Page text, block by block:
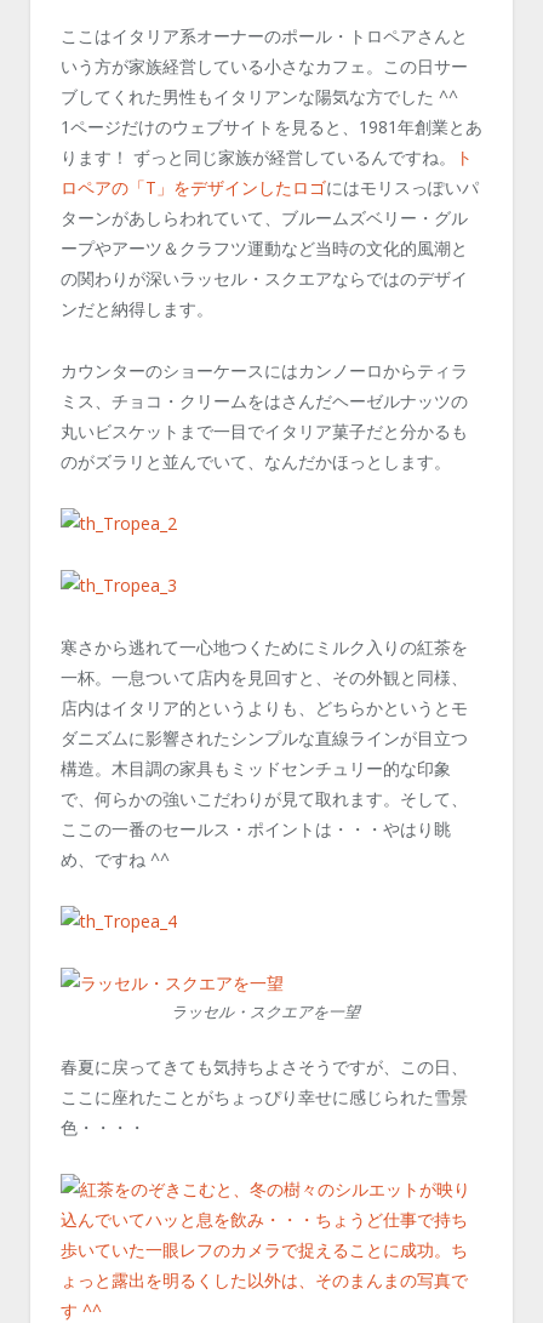
ここはイタリア系オーナーのポール・トロペアさんと
いう方が家族経営している小さなカフェ。この日サー
ブしてくれた男性もイタリアンな陽気な方でした ^^
1ページだけのウェブサイトを見ると、1981年創業とあ
ります！ ずっと同じ家族が経営しているんですね。
ト
ロペアの「T」をデザインしたロゴにはモリスっぽいパ
ターンがあしらわれていて、ブルームズベリー・グル
ープやアーツ＆クラフツ運動など当時の文化的風潮と
の関わりが深いラッセル・スクエアならではのデザイ
ンだと納得します。
カウンターのショーケースにはカンノーロからティラ
ミス、チョコ・クリームをはさんだヘーゼルナッツの
丸いビスケットまで一目でイタリア菓子だと分かるも
のがズラリと並んでいて、なんだかほっとします。
寒さから逃れて一心地つくためにミルク入りの紅茶を
一杯。一息ついて店内を見回すと、その外観と同様、
店内はイタリア的というよりも、どちらかというとモ
ダニズムに影響されたシンプルな直線ラインが目立つ
構造。木目調の家具もミッドセンチュリー的な印象
で、何らかの強いこだわりが見て取れます。そして、
ここの一番のセールス・ポイントは・・・やはり眺
め、ですね ^^
ラッセル・スクエアを一望
春夏に戻ってきても気持ちよさそうですが、この日、
ここに座れたことがちょっぴり幸せに感じられた雪景
色・・・・